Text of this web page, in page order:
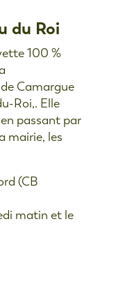
du Roi
100 %
Camargue
Roi,. Elle
passant par
mairie, les
(CB
matin et le